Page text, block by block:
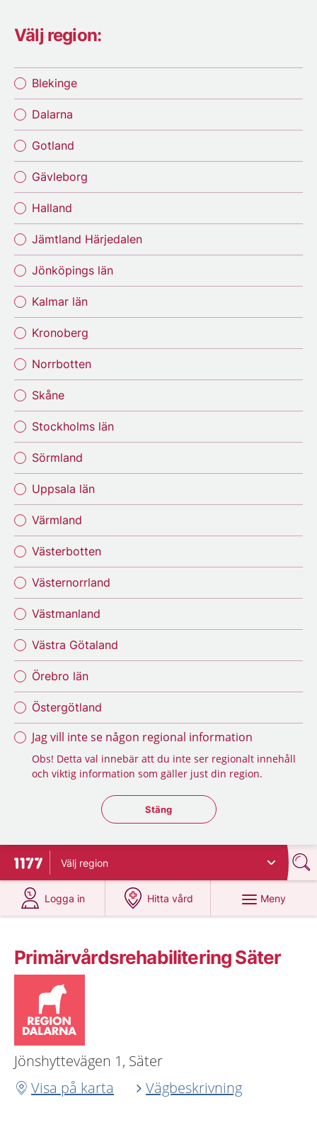
Välj region:
Blekinge
Dalarna
Gotland
Gävleborg
Halland
Jämtland Härjedalen
Jönköpings län
Kalmar län
Kronoberg
Norrbotten
Skåne
Stockholms län
Sörmland
Uppsala län
Värmland
Västerbotten
Västernorrland
Västmanland
Västra Götaland
Örebro län
Östergötland
Jag vill inte se någon regional information
Obs! Detta val innebär att du inte ser regionalt innehåll
och viktig information som gäller just din region.
Stäng regionsväljaren
Stäng
Till startsidan för 1177
Välj region
Logga in
på 1177.se
Hitta vård
på 1177.se
Meny
Primärvårdsrehabilitering Säter
Jönshyttevägen 1, Säter
Visa på karta
Vägbeskrivning